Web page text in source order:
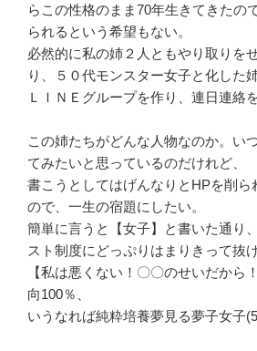
らこの性格のまま70年生きてきたの
られるという希望もない。
必然的に私の姉２人ともやり取りを
り、５０代モンスター女子と化した
ＬＩＮＥグループを作り、連日連絡
この姉たちがどんな人物なのか。い
てみたいと思っているのだけれど、
書こうとしてはげんなりとHPを削ら
ので、一生の宿題にしたい。
簡単に言うと【女子】と書いた通り
スト制度にどっぷりはまりきって抜
【私は悪くない！〇〇のせいだから
向100％、
いうなれば純粋培養夢見る夢子女子